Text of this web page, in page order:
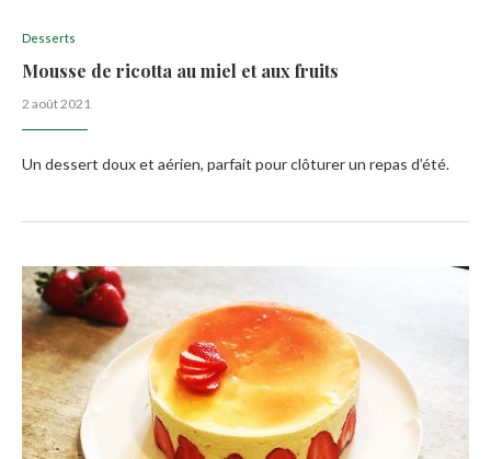
Desserts
Mousse de ricotta au miel et aux fruits
2 août 2021
Un dessert doux et aérien, parfait pour clôturer un repas d’été.